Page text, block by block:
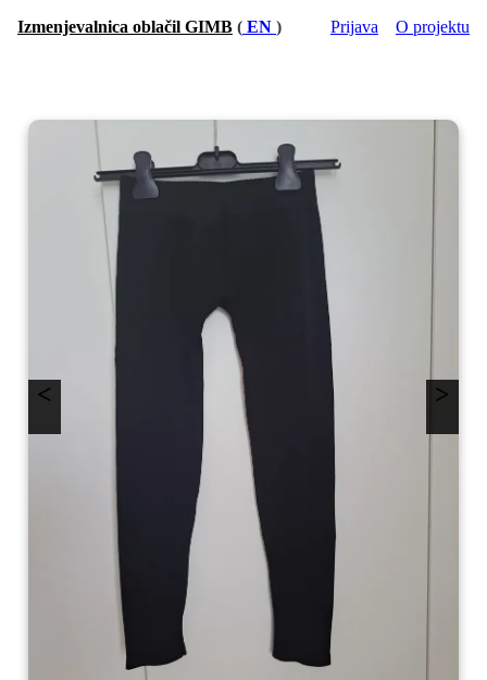
Izmenjevalnica oblačil GIMB ( EN ) Prijava O projektu